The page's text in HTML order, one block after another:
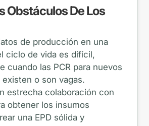
Obstáculos De Los
de producción en una
ciclo de vida es difícil,
cuando las PCR para nuevos
o son vagas.
estrecha colaboración con
obtener los insumos
una EPD sólida y